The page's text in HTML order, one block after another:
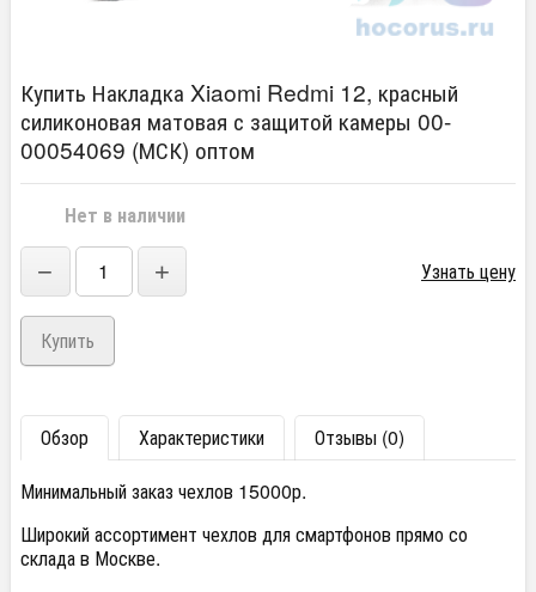
Купить Накладка Xiaomi Redmi 12, красный
силиконовая матовая с защитой камеры 00-
00054069 (МСК) оптом
Нет в наличии
− + Узнать цену
Обзор Характеристики
Отзывы (0)
Минимальный заказ чехлов 15000р.
Широкий ассортимент чехлов для смартфонов прямо со
склада в Москве.